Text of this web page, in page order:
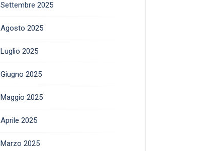
Settembre 2025
Agosto 2025
Luglio 2025
Giugno 2025
Maggio 2025
Aprile 2025
Marzo 2025